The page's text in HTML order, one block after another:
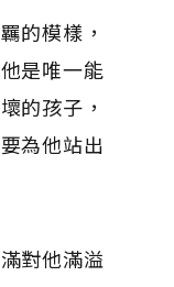
的模樣，
是唯一能
的孩子，
為他站出
對他滿溢